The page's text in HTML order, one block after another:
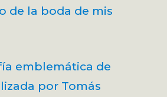
de la boda de mis
emblemática de
por Tomás